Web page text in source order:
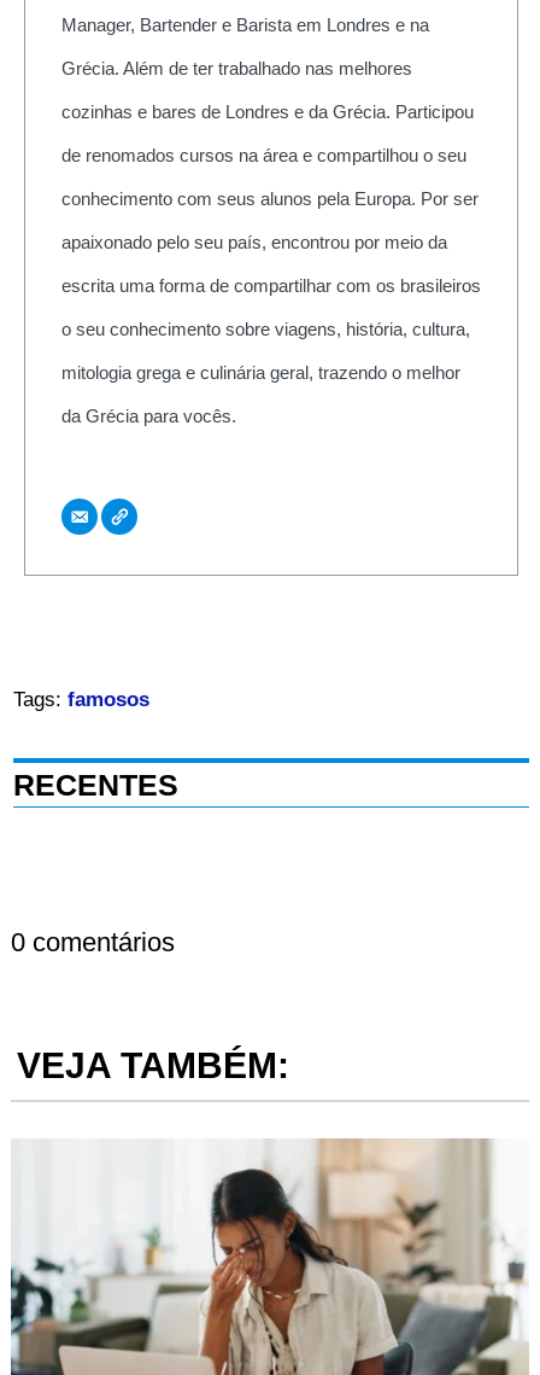
Manager, Bartender e Barista em Londres e na
Grécia. Além de ter trabalhado nas melhores
cozinhas e bares de Londres e da Grécia. Participou
de renomados cursos na área e compartilhou o seu
conhecimento com seus alunos pela Europa. Por ser
apaixonado pelo seu país, encontrou por meio da
escrita uma forma de compartilhar com os brasileiros
o seu conhecimento sobre viagens, história, cultura,
mitologia grega e culinária geral, trazendo o melhor
da Grécia para vocês.
Tags: famosos
RECENTES
0 comentários
VEJA TAMBÉM: